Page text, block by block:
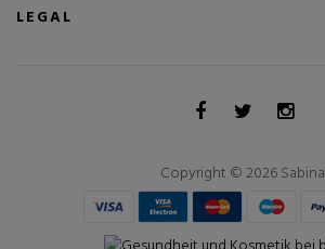
LEGAL
Copyright © 2026 Sabina